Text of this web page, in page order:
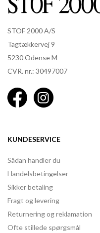
STOF 2000 A/S
Tagtækkervej 9
5230 Odense M
CVR. nr.: 30497007
KUNDESERVICE
Sådan handler du
Handelsbetingelser
Sikker betaling
Fragt og levering
Returnering og reklamation
Ofte stillede spørgsmål